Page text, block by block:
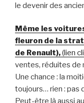
le devenir des
Même les
fleuron de la
de Renault),(lien
ventes, réduites de
Une chance : la
toujours… rien : pas
Peut-être là aussi